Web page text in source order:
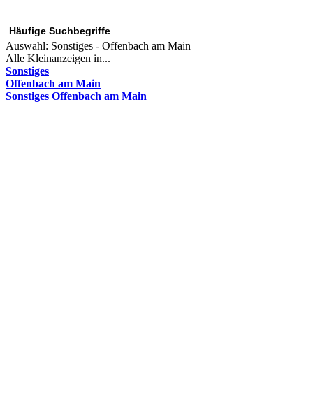
Häufige Suchbegriffe
Auswahl: Sonstiges - Offenbach am Main
Alle Kleinanzeigen in...
Sonstiges
Offenbach am Main
Sonstiges Offenbach am Main